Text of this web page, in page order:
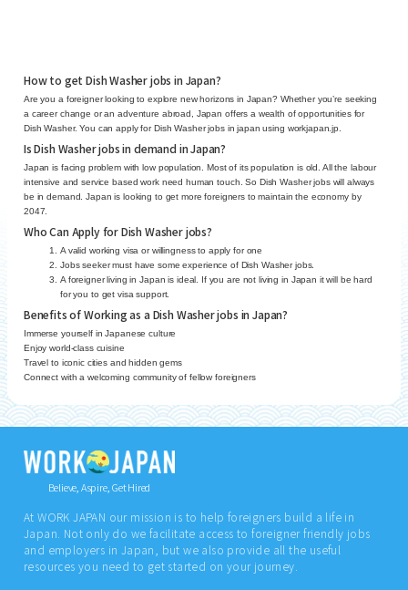
How to get Dish Washer jobs in Japan?
Are you a foreigner looking to explore new horizons in Japan? Whether you’re seeking
a career change or an adventure abroad, Japan offers a wealth of opportunities for
Dish Washer. You can apply for Dish Washer jobs in japan using workjapan.jp.
Is Dish Washer jobs in demand in Japan?
Japan is facing problem with low population. Most of its population is old. All the labour
intensive and service based work need human touch. So Dish Washer jobs will always
be in demand. Japan is looking to get more foreigners to maintain the economy by
2047.
Who Can Apply for Dish Washer jobs?
A valid working visa or willingness to apply for one
Jobs seeker must have some experience of Dish Washer jobs.
A foreigner living in Japan is ideal. If you are not living in Japan it will be hard
for you to get visa support.
Benefits of Working as a Dish Washer jobs in Japan?
Immerse yourself in Japanese culture
Enjoy world-class cuisine
Travel to iconic cities and hidden gems
Connect with a welcoming community of fellow foreigners
Believe, Aspire, Get Hired
At WORK JAPAN our mission is to help foreigners build a life in
Japan. Not only do we facilitate access to foreigner friendly jobs
and employers in Japan, but we also provide all the useful
resources you need to get started on your journey.